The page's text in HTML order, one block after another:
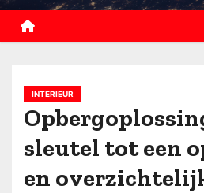
n
INTERIEUR
sleutel tot een
en